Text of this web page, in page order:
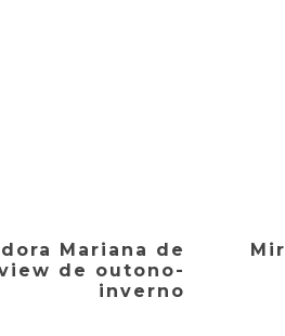
Mariana de
de outono-
inverno